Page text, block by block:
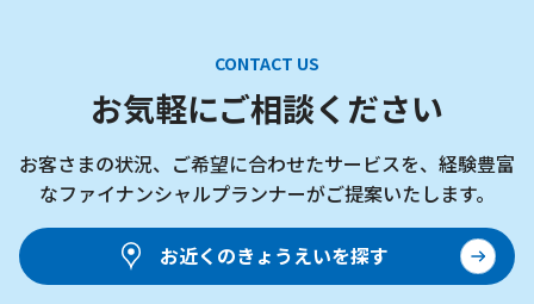
CONTACT US
お気軽にご相談ください
お客さまの状況、ご希望に合わせたサービスを、 経験豊富
なファイナンシャルプランナーがご提案いたします。
お近くのきょうえいを探す